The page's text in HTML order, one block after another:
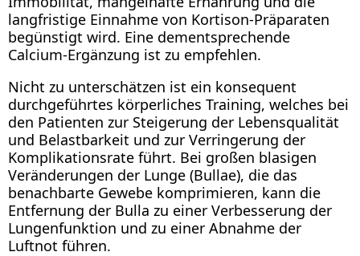
langfristige Einnahme von Kortison-Präparaten
begünstigt wird. Eine dementsprechende
Calcium-Ergänzung ist zu empfehlen.
Nicht zu unterschätzen ist ein konsequent
durchgeführtes körperliches Training, welches bei
den Patienten zur Steigerung der Lebensqualität
und Belastbarkeit und zur Verringerung der
Komplikationsrate führt. Bei großen blasigen
Veränderungen der Lunge (Bullae), die das
benachbarte Gewebe komprimieren, kann die
Entfernung der Bulla zu einer Verbesserung der
Lungenfunktion und zu einer Abnahme der
Luftnot führen.